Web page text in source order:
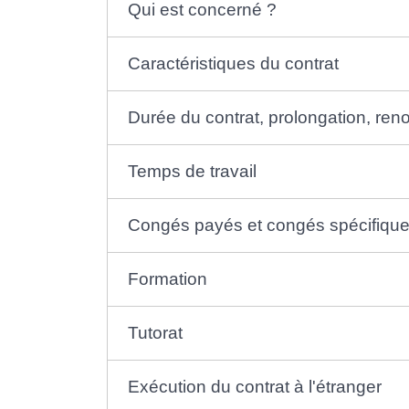
Qui est concerné ?
Caractéristiques du contrat
Durée du contrat, prolongation,
Temps de travail
Congés payés et congés
Formation
Tutorat
Exécution du contrat à l'étranger